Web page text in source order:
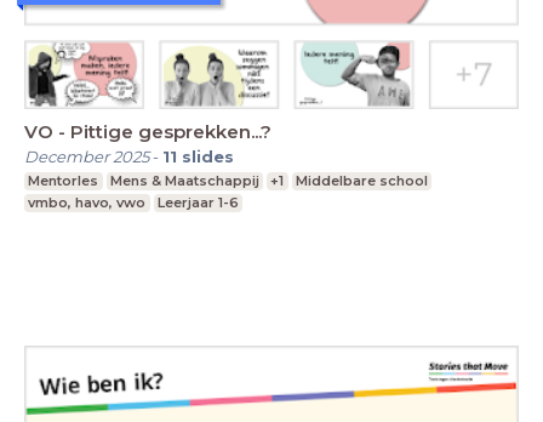
VO - Pittige gesprekken...?
December 2025- 11 slides
Mentorles Mens & Maatschappij +1
Middelbare school
vmbo, havo, vwo
Leerjaar 1-6